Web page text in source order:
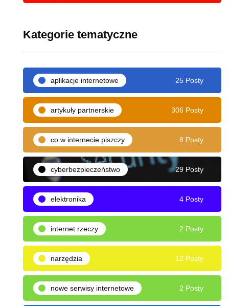
Kategorie tematyczne
aplikacje internetowe 25 Posty
artykuły partnerskie 306 Posty
co w internecie piszczy 8 Posty
cyberbezpieczeństwo 29 Posty
elektronika 4 Posty
internet rzeczy 2 Posty
narzędzia 12 Posty
nowe serwisy internetowe 2 Posty